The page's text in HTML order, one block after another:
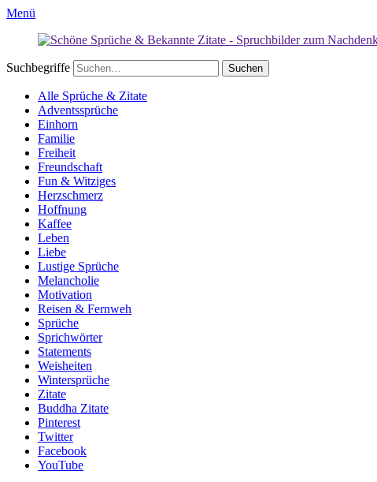
Menü
Suchbegriffe
Alle Sprüche & Zitate
Adventssprüche
Einhorn
Familie
Freiheit
Freundschaft
Fun & Witziges
Herzschmerz
Hoffnung
Kaffee
Leben
Liebe
Lustige Sprüche
Melancholie
Motivation
Reisen & Fernweh
Sprüche
Sprichwörter
Statements
Weisheiten
Wintersprüche
Zitate
Buddha Zitate
Pinterest
Twitter
Facebook
YouTube